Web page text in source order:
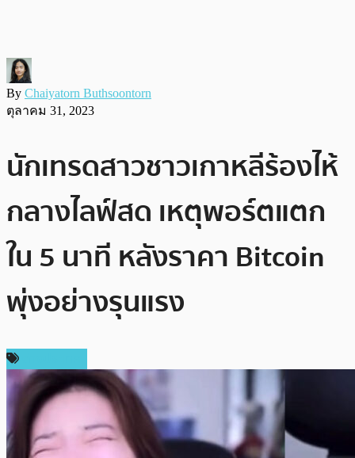
By Chaiyatorn Buthsoontorn
ตุลาคม 31, 2023
นักเทรดสาวชาวเกาหลีร้องไห้
กลางไลฟ์สด เหตุพอร์ตแตก
ใน 5 นาที หลังราคา Bitcoin
พุ่งอย่างรุนแรง